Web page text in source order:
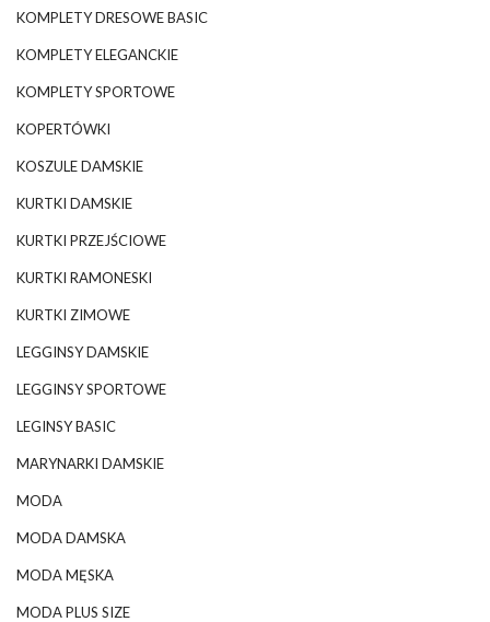
KOMPLETY DRESOWE BASIC
KOMPLETY ELEGANCKIE
KOMPLETY SPORTOWE
KOPERTÓWKI
KOSZULE DAMSKIE
KURTKI DAMSKIE
KURTKI PRZEJŚCIOWE
KURTKI RAMONESKI
KURTKI ZIMOWE
LEGGINSY DAMSKIE
LEGGINSY SPORTOWE
LEGINSY BASIC
MARYNARKI DAMSKIE
MODA
MODA DAMSKA
MODA MĘSKA
MODA PLUS SIZE